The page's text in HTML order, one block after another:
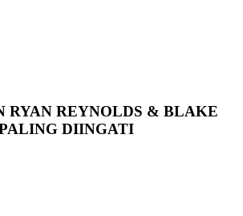
RYAN REYNOLDS & BLAKE
DIINGATI